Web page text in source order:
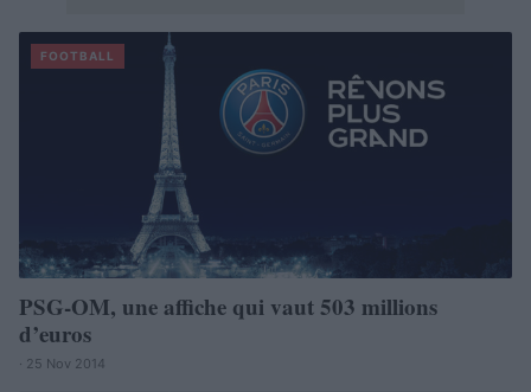
FOOTBALL
PSG-OM, une affiche qui vaut 503 millions
d’euros
· 25 Nov 2014